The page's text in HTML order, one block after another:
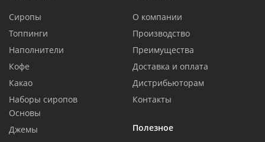
Сиропы
Топпинги
Наполнители
Кофе
Какао
Наборы сиропов
Основы
Джемы
О компании
Производство
Преимущества
Доставка и оплата
Дистрибьюторам
Контакты
Полезное